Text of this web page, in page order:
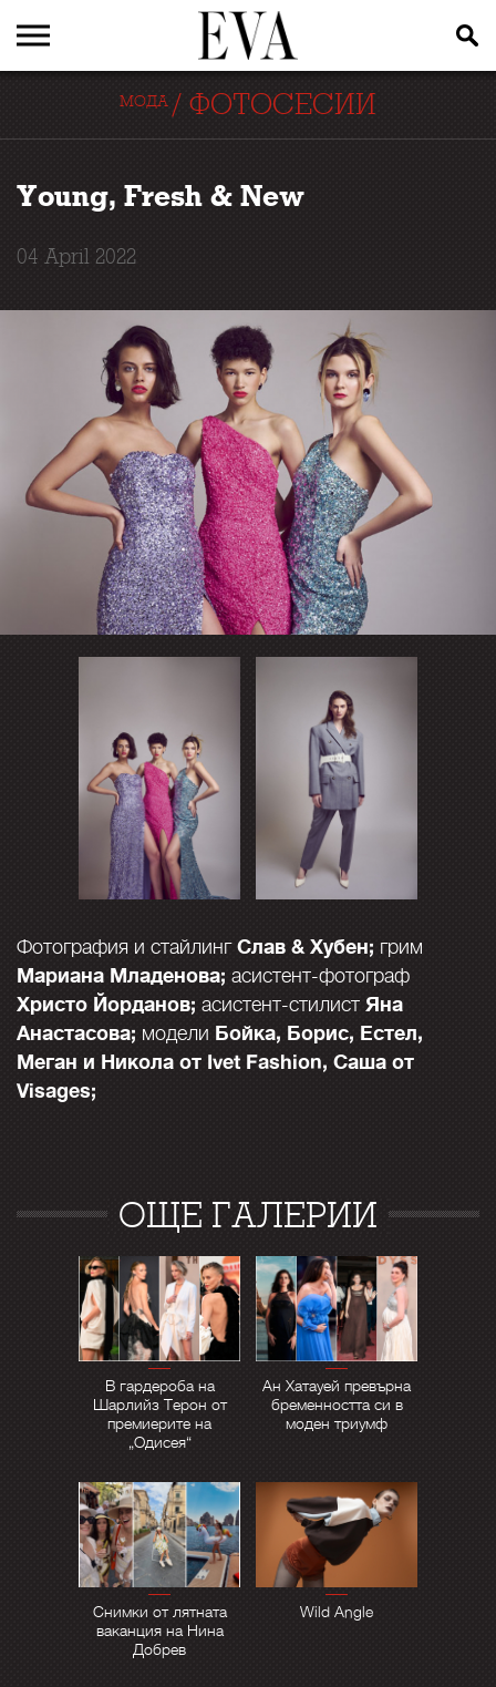
МОДА / ФОТОСЕСИИ
Young, Fresh & New
04 April 2022
Фотография и стайлингСлав & Хубен; грим
Мариана Младенова; асистент-фотограф
Христо Йорданов; асистент-стилист Яна
Анастасова; модели Бойка, Борис, Естел,
Меган и Никола от Ivet Fashion, Саша от
Visages;
ОЩЕ ГАЛЕРИИ
В гардероба на
Шарлийз Терон от
премиерите на
„Одисея“
Ан Хатауей превърна
бременността си в
моден триумф
Снимки от лятната
ваканция на Нина
Добрев
Wild Angle